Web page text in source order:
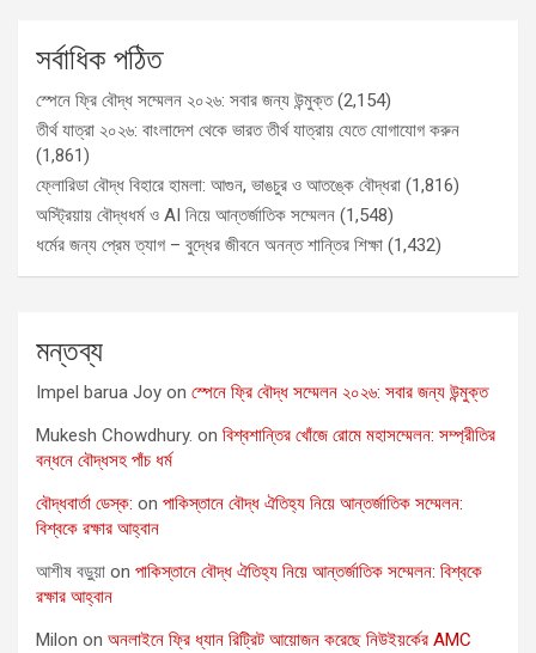
সর্বাধিক পঠিত
স্পেনে ফ্রি বৌদ্ধ সম্মেলন ২০২৬: সবার জন্য উন্মুক্ত (2,154)
তীর্থ যাত্রা ২০২৬: বাংলাদেশ থেকে ভারত তীর্থ যাত্রায় যেতে যোগাযোগ করুন
(1,861)
ফ্লোরিডা বৌদ্ধ বিহারে হামলা: আগুন, ভাঙচুর ও আতঙ্কে বৌদ্ধরা (1,816)
অস্ট্রিয়ায় বৌদ্ধধর্ম ও AI নিয়ে আন্তর্জাতিক সম্মেলন (1,548)
ধর্মের জন্য প্রেম ত্যাগ – বুদ্ধের জীবনে অনন্ত শান্তির শিক্ষা (1,432)
মন্তব্য
Impel barua Joy on স্পেনে ফ্রি বৌদ্ধ সম্মেলন ২০২৬: সবার জন্য উন্মুক্ত
Mukesh Chowdhury. on বিশ্বশান্তির খোঁজে রোমে মহাসম্মেলন: সম্প্রীতির
বন্ধনে বৌদ্ধসহ পাঁচ ধর্ম
বৌদ্ধবার্তা ডেস্ক: on পাকিস্তানে বৌদ্ধ ঐতিহ্য নিয়ে আন্তর্জাতিক সম্মেলন:
বিশ্বকে রক্ষার আহ্বান
আশীষ বড়ুয়া on পাকিস্তানে বৌদ্ধ ঐতিহ্য নিয়ে আন্তর্জাতিক সম্মেলন: বিশ্বকে
রক্ষার আহ্বান
Milon on অনলাইনে ফ্রি ধ্যান রিট্রিট আয়োজন করেছে নিউইয়র্কের AMC